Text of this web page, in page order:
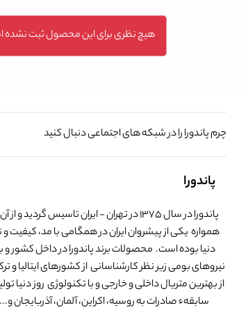
هیچ نظری برای این محصول ثبت نشده
چرم پاندورا را در شبکه های اجتماعی دنبال کنید
پاندورا
پاندورا در سال 1375 در تهران - ایران تاسیس گردید
همواره یکی از پیشروان ایران در همگامی با مد، کیفیت و
دنیا بوده است. محصولات برند پاندورا در داخل کشور و
نیروهای بومی زیر نظر کارشناسانی از کشورهای ایتالیا و
از بهترین متریال داخلی و خارجی و با تکنولوژی روز دنیا
سابقهء صادرات به روسیه، اکراین، آلمان، آذربایجان و...